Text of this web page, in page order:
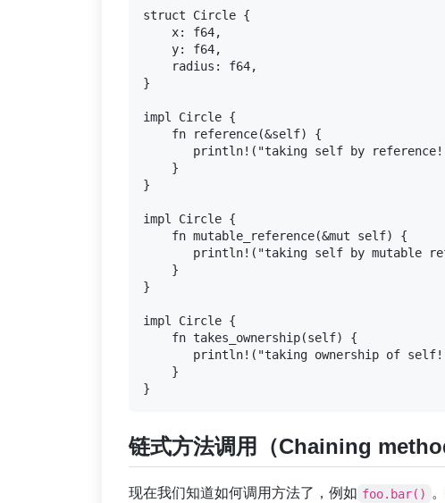
struct Circle {
    x: f64,
    y: f64,
    radius: f64,
}
impl Circle {
    fn reference(&self) {
println!("taking self by
    }
}
impl Circle {
    fn mutable_reference(&mut self) {
println!("taking self by mutable
    }
}
impl Circle {
    fn takes_ownership(self) {
println!("taking ownership of
    }
链式方法调用（Chaining
现在我们知道如何调用方法了，例如 foo.bar()